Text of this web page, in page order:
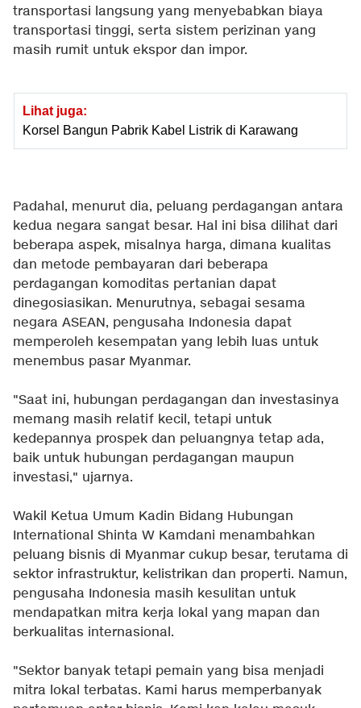
transportasi langsung yang menyebabkan biaya
transportasi tinggi, serta sistem perizinan yang
masih rumit untuk ekspor dan impor.
Lihat juga:
Korsel Bangun Pabrik Kabel Listrik di Karawang
Padahal, menurut dia, peluang perdagangan antara
kedua negara sangat besar. Hal ini bisa dilihat dari
beberapa aspek, misalnya harga, dimana kualitas
dan metode pembayaran dari beberapa
perdagangan komoditas pertanian dapat
dinegosiasikan. Menurutnya, sebagai sesama
negara ASEAN, pengusaha Indonesia dapat
memperoleh kesempatan yang lebih luas untuk
menembus pasar Myanmar.
"Saat ini, hubungan perdagangan dan investasinya
memang masih relatif kecil, tetapi untuk
kedepannya prospek dan peluangnya tetap ada,
baik untuk hubungan perdagangan maupun
investasi," ujarnya.
Wakil Ketua Umum Kadin Bidang Hubungan
International Shinta W Kamdani menambahkan
peluang bisnis di Myanmar cukup besar, terutama di
sektor infrastruktur, kelistrikan dan properti. Namun,
pengusaha Indonesia masih kesulitan untuk
mendapatkan mitra kerja lokal yang mapan dan
berkualitas internasional.
"Sektor banyak tetapi pemain yang bisa menjadi
mitra lokal terbatas. Kami harus memperbanyak